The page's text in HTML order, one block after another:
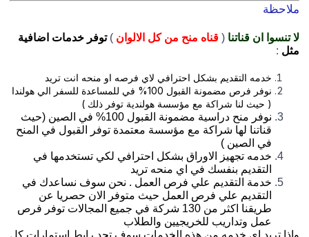
تنسوا ان قناتنا( قناه منح من كل الالوان) توفر خدمات اضافية
:
خدمه التقديم بشكل احترافي لاي فرصه او منحه انت تريد
نوفر فرص مضمونة القبول 100% في للمساعدة للسفر الي هولندا
( حيث لنا شراكة مع مؤسسة هولندية توفر ذلك )
نوفر منح دراسية مضمونة القبول 100% في الصين (حيث
قناتنا لها شراكة مع مؤسسة معتمدة توفر القبول في المنح
في الصين )
خدمه تجهيز الاوراق بشكل احترافي لكي تستخدمها في
التقديم بنفسك في اي منحه تريد
خدمة التقديم علي فرص العمل . نحن سوف نساعدك في
التقديم علي فرص العمل حيث متوفر الان حصريا عن
طريقنا اكثر من 130 شركة في جميع المجالات توفر فرص
عمل وتداريب للخريجيين والطلاب
تريد اي خدمه من هذه الخدمات سوف تجد رابط استمارات كل